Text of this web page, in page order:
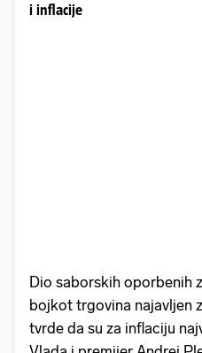
i inflacije
Dio saborskih oporbenih
bojkot trgovina najavljen
tvrde da su za inflaciju